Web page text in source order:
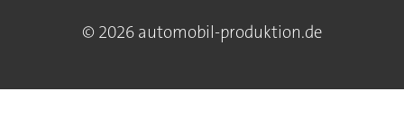
© 2026 automobil-produktion.de